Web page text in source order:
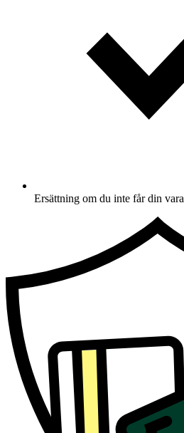
Ersättning om du inte får din vara